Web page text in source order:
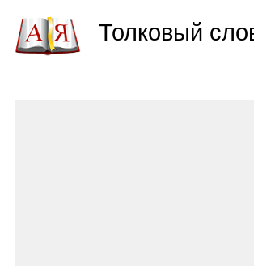
Толковый